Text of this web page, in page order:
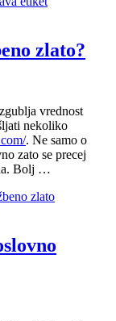
zlato?
vrednost
nekoliko
. Ne samo o
zato se precej
Bolj …
zlato